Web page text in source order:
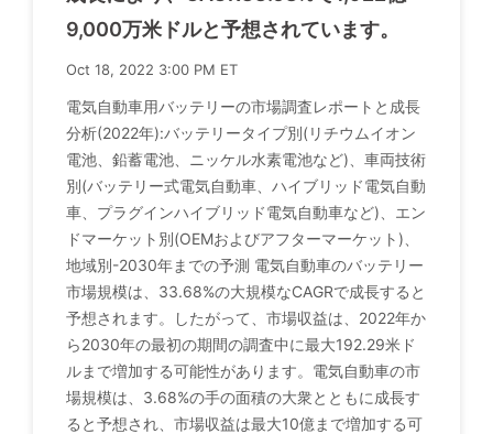
9,000万米ドルと予想されています。
Oct 18, 2022 3:00 PM ET
電気自動車用バッテリーの市場調査レポートと成長
分析(2022年):バッテリータイプ別(リチウムイオン
電池、鉛蓄電池、ニッケル水素電池など)、車両技術
別(バッテリー式電気自動車、ハイブリッド電気自動
車、プラグインハイブリッド電気自動車など)、エン
ドマーケット別(OEMおよびアフターマーケット)、
地域別-2030年までの予測 電気自動車のバッテリー
市場規模は、33.68%の大規模なCAGRで成長すると
予想されます。したがって、市場収益は、2022年か
ら2030年の最初の期間の調査中に最大192.29米ド
ルまで増加する可能性があります。電気自動車の市
場規模は、3.68%の手の面積の大衆とともに成長す
ると予想され、市場収益は最大10億まで増加する可